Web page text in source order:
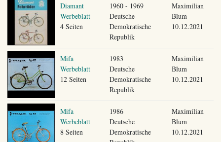
Diamant
Werbeblatt
4 Seiten
1960 - 1969
Deutsche
Demokratische
Republik
Maximilian
Blum
10.12.2021
Mifa
Werbeblatt
12 Seiten
1983
Deutsche
Demokratische
Republik
Maximilian
Blum
10.12.2021
Mifa
Werbeblatt
8 Seiten
1986
Deutsche
Demokratische
Maximilian
Blum
10.12.2021